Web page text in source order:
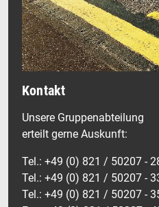
Kontakt
Unsere Gruppenabteilung
erteilt gerne Auskunft:
Tel.: +49 (0) 821 / 50207 -
Tel.: +49 (0) 821 / 50207 -
Tel.: +49 (0) 821 / 50207 -